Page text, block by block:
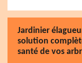
Jardinier
solution
santé de vos